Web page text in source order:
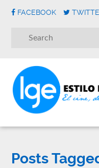
FACEBOOK
Posts